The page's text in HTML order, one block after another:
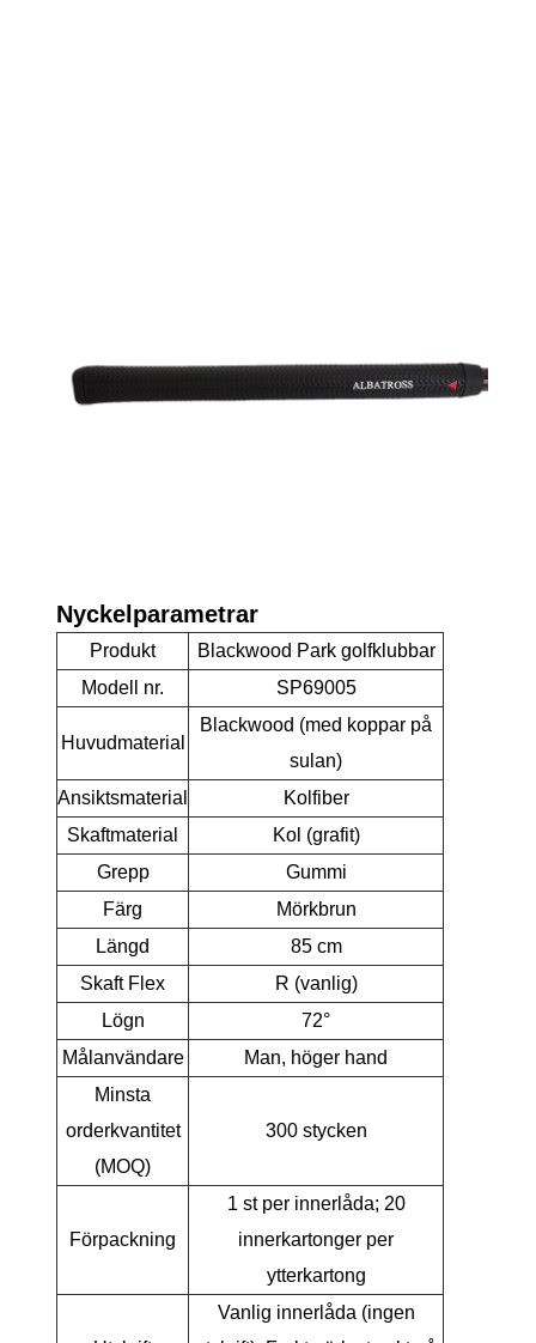
Nyckelparametrar
Produkt
Blackwood Park golfklubbar
Modell nr.
SP69005
Huvudmaterial
Blackwood (med koppar på
sulan)
Ansiktsmaterial
Kolfiber
Skaftmaterial
Kol (grafit)
Grepp
Gummi
Färg
Mörkbrun
Längd
85 cm
Skaft Flex
R (vanlig)
Lögn
72°
Målanvändare
Man, höger hand
Minsta
orderkvantitet
(MOQ)
300 stycken
Förpackning
1 st per innerlåda; 20
innerkartonger per
ytterkartong
Vanlig innerlåda (ingen